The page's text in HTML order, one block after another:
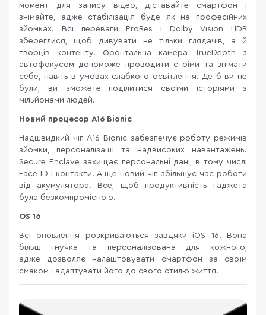
момент для запису відео, діставайте смартфон і
знімайте, адже стабілізація буде як на професійних
зйомках. Всі переваги ProRes і Dolby Vision HDR
збереглися, щоб дивувати не тільки глядачів, а й
творців контенту. Фронтальна камера TrueDepth з
автофокусом допоможе проводити стріми та знімати
себе, навіть в умовах слабкого освітлення. Де б ви не
були, ви зможете поділитися своїми історіями з
мільйонами людей.
Новий процесор A16 Bionic
Надшвидкий чіп A16 Bionic забезпечує роботу режимів
зйомки, персоналізації та надвисоких навантажень.
Secure Enclave захищає персональні дані, в тому числі
Face ID і контакти. А ще новий чіп збільшує час роботи
від акумулятора. Все, щоб продуктивність гаджета
була безкомпромісною.
OS 16
Всі оновлення розкриваються завдяки iOS 16. Вона
більш гнучка та персоналізована для кожного,
адже дозволяє налаштовувати смартфон за своїм
смаком і адаптувати його до свого стилю життя.